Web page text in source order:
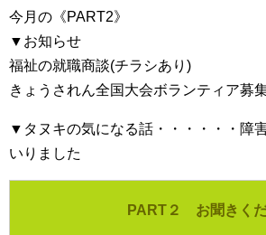
今月の《PART2》
▼お知らせ
福祉の就職商談(チラシあり)
きょうされん全国大会ボランティア募
▼タヌキの気になる話・・・・・・障
いりました
PART２ お聞きく